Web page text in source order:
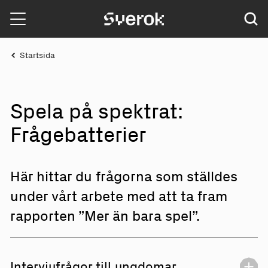
Sverok
Startsida
Spela på spektrat:
Frågebatterier
Här hittar du frågorna som ställdes
under vårt arbete med att ta fram
rapporten ”Mer än bara spel”.